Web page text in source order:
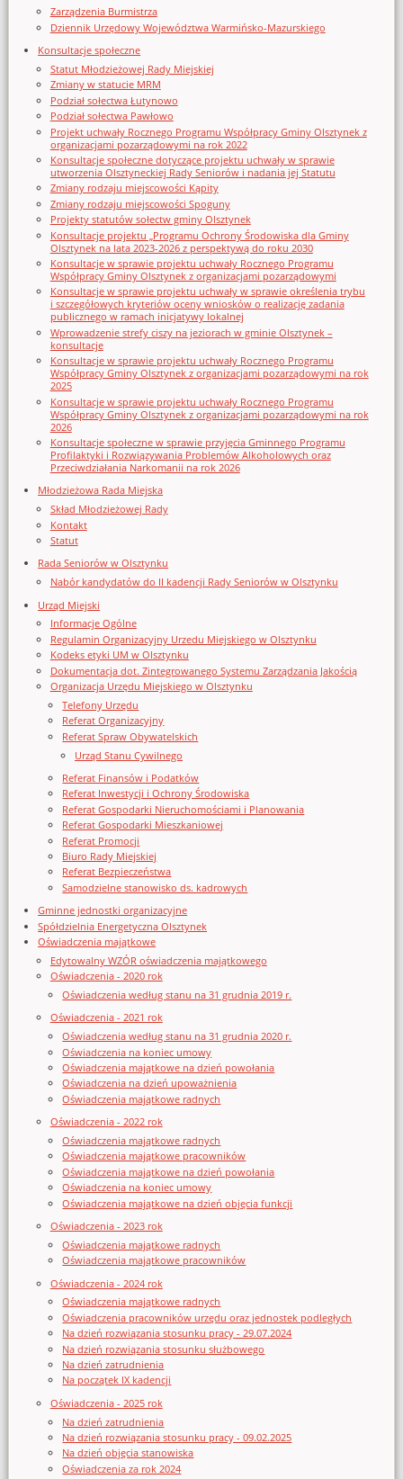
Zarządzenia Burmistrza
Dziennik Urzędowy Województwa Warmińsko-Mazurskiego
Konsultacje społeczne
Statut Młodzieżowej Rady Miejskiej
Zmiany w statucie MRM
Podział sołectwa Łutynowo
Podział sołectwa Pawłowo
Projekt uchwały Rocznego Programu Współpracy Gminy Olsztynek z
organizacjami pozarządowymi na rok 2022
Konsultacje społeczne dotyczące projektu uchwały w sprawie
utworzenia Olsztyneckiej Rady Seniorów i nadania jej Statutu
Zmiany rodzaju miejscowości Kąpity
Zmiany rodzaju miejscowości Spoguny
Projekty statutów sołectw gminy Olsztynek
Konsultacje projektu „Programu Ochrony Środowiska dla Gminy
Olsztynek na lata 2023-2026 z perspektywą do roku 2030
Konsultacje w sprawie projektu uchwały Rocznego Programu
Współpracy Gminy Olsztynek z organizacjami pozarządowymi
Konsultacje w sprawie projektu uchwały w sprawie określenia trybu
i szczegółowych kryteriów oceny wniosków o realizację zadania
publicznego w ramach inicjatywy lokalnej
Wprowadzenie strefy ciszy na jeziorach w gminie Olsztynek –
konsultacje
Konsultacje w sprawie projektu uchwały Rocznego Programu
Współpracy Gminy Olsztynek z organizacjami pozarządowymi na rok
2025
Konsultacje w sprawie projektu uchwały Rocznego Programu
Współpracy Gminy Olsztynek z organizacjami pozarządowymi na rok
2026
Konsultacje społeczne w sprawie przyjęcia Gminnego Programu
Profilaktyki i Rozwiązywania Problemów Alkoholowych oraz
Przeciwdziałania Narkomanii na rok 2026
Młodzieżowa Rada Miejska
Skład Młodzieżowej Rady
Kontakt
Statut
Rada Seniorów w Olsztynku
Nabór kandydatów do II kadencji Rady Seniorów w Olsztynku
Urząd Miejski
Informacje Ogólne
Regulamin Organizacyjny Urzedu Miejskiego w Olsztynku
Kodeks etyki UM w Olsztynku
Dokumentacja dot. Zintegrowanego Systemu Zarządzania Jakością
Organizacja Urzędu Miejskiego w Olsztynku
Telefony Urzędu
Referat Organizacyjny
Referat Spraw Obywatelskich
Urząd Stanu Cywilnego
Referat Finansów i Podatków
Referat Inwestycji i Ochrony Środowiska
Referat Gospodarki Nieruchomościami i Planowania
Referat Gospodarki Mieszkaniowej
Referat Promocji
Biuro Rady Miejskiej
Referat Bezpieczeństwa
Samodzielne stanowisko ds. kadrowych
Gminne jednostki organizacyjne
Spółdzielnia Energetyczna Olsztynek
Oświadczenia majątkowe
Edytowalny WZÓR oświadczenia majątkowego
Oświadczenia - 2020 rok
Oświadczenia według stanu na 31 grudnia 2019 r.
Oświadczenia - 2021 rok
Oświadczenia według stanu na 31 grudnia 2020 r.
Oświadczenia na koniec umowy
Oświadczenia majątkowe na dzień powołania
Oświadczenia na dzień upoważnienia
Oświadczenia majątkowe radnych
Oświadczenia - 2022 rok
Oświadczenia majątkowe radnych
Oświadczenia majątkowe pracowników
Oświadczenia majątkowe na dzień powołania
Oświadczenia na koniec umowy
Oświadczenia majątkowe na dzień objęcia funkcji
Oświadczenia - 2023 rok
Oświadczenia majątkowe radnych
Oświadczenia majątkowe pracowników
Oświadczenia - 2024 rok
Oświadczenia majątkowe radnych
Oświadczenia pracowników urzędu oraz jednostek podległych
Na dzień rozwiązania stosunku pracy - 29.07.2024
Na dzień rozwiązania stosunku służbowego
Na dzień zatrudnienia
Na początek IX kadencji
Oświadczenia - 2025 rok
Na dzień zatrudnienia
Na dzień rozwiązania stosunku pracy - 09.02.2025
Na dzień objęcia stanowiska
Oświadczenia za rok 2024